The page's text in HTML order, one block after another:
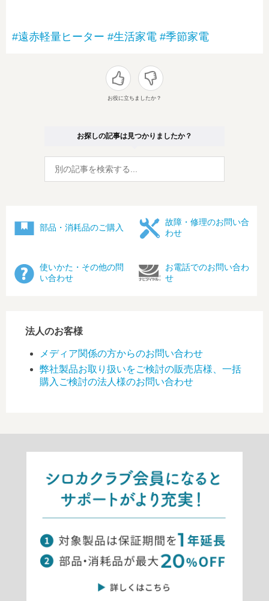
#遠赤軽量ヒーター #生活家電 #季節家電
お役に立ちましたか？
お探しの記事は見つかりましたか？
部品・消耗品のご購入
故障・修理のお問い合
わせ
使いかた・その他の問
い合わせ
お電話でのお問い合わ
せ
法人のお客様
メディア関係の方からのお問い合わせ
弊社製品お取り扱いをご検討の販売店様、一括
購入ご検討の法人様のお問い合わせ